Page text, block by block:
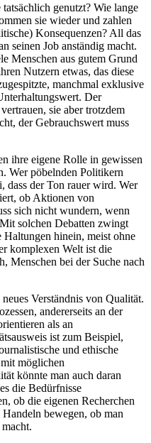
genutzt? Wie lange
sie wieder und zahlen
Konsequenzen? All das
seinen Job anständig macht.
Menschen aus gutem Grund
Nutzern etwas, das diese
manchmal exklusive
Der
sie aber trotzdem
der Gebrauchswert muss
ihre eigene Rolle in gewissen
Wer pöbelnden Politikern
dass der Ton rauer wird. Wer
ob Aktionen von
sich nicht wundern, wenn
solchen Debatten zwingt
Haltungen hinein, meist ohne
komplexen Welt ist die
Menschen bei der Suche nach
Verständnis von Qualität.
andererseits an der
als an
ist zum Beispiel,
und ethische
möglichen
könnte man auch daran
die Bedürfnisse
ob die eigenen Recherchen
bewegen, ob man